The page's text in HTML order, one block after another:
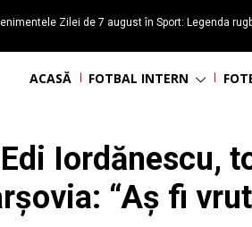
Zilei de 7 august în Sport: Legenda
ACASĂ FOTBAL INTERN
Iordănescu,
“Aș fi